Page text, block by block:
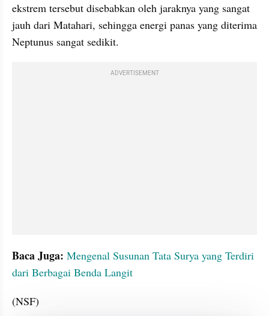
ekstrem tersebut disebabkan oleh jaraknya yang sangat
jauh dari Matahari, sehingga energi panas yang diterima
Neptunus sangat sedikit.
ADVERTISEMENT
Baca Juga: Mengenal Susunan Tata Surya yang Terdiri
dari Berbagai Benda Langit
(NSF)